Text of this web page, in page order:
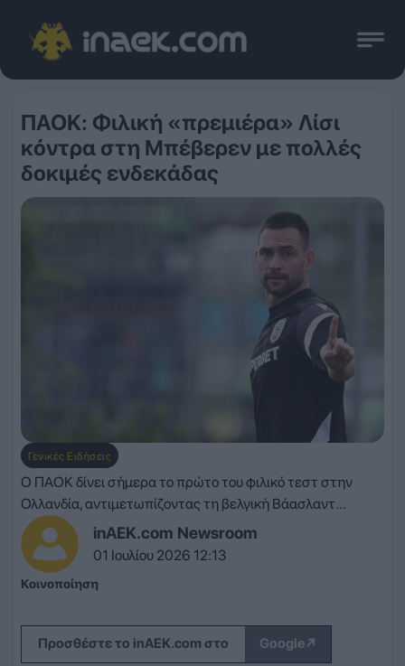
ΠΑΟΚ: Φιλική «πρεμιέρα» Λίσι
κόντρα στη Μπέβερεν με πολλές
δοκιμές ενδεκάδας
Γενικές Ειδήσεις
inAEK.com Newsroom
01 Ιουλίου 2026 12:13
Ο ΠΑΟΚ δίνει σήμερα το πρώτο του φιλικό τεστ στην
Ολλανδία, αντιμετωπίζοντας τη βελγική Βάασλαντ...
Κοινοποίηση
Προσθέστε το inAEK.com στο Google↗